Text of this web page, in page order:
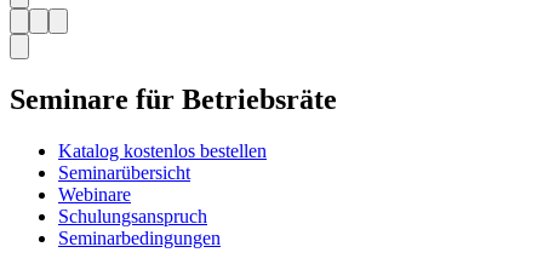
Seminare für Betriebsräte
Katalog kostenlos bestellen
Seminarübersicht
Webinare
Schulungsanspruch
Seminarbedingungen